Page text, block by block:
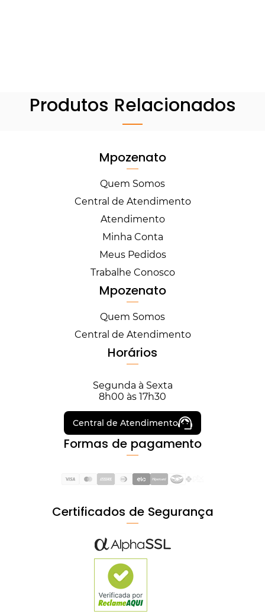
Produtos Relacionados
Mpozenato
Quem Somos
Central de Atendimento
Atendimento
Minha Conta
Meus Pedidos
Trabalhe Conosco
Mpozenato
Quem Somos
Central de Atendimento
Horários
Segunda à Sexta
8h00 às 17h30
Central de Atendimento
Formas de pagamento
Certificados de Segurança